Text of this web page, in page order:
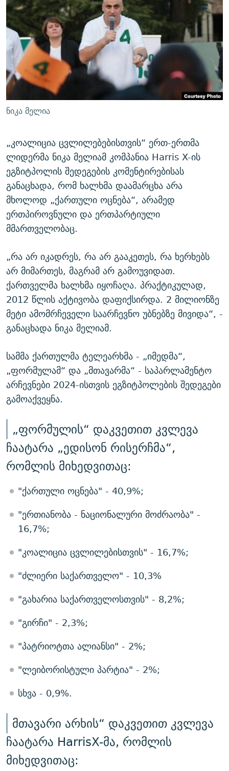
ᲛᲝᲚᲐᲞᲐᲠᲐᲙᲔ ᲢᲔᲥᲡᲢᲔᲑᲘ
ᲨᲘᲜ - ᲣᲪᲮᲝᲔᲗᲨᲘ
ᲚᲘᲢᲔᲠᲐᲢᲣᲠᲣᲚᲘ ᲬᲐᲮᲜᲐᲒᲔᲑᲘ
ᲐᲛᲔᲠᲘᲙᲣᲚᲘ ᲛᲝᲗᲮᲠᲝᲑᲐ
ᲘᲛᲞᲔᲠᲘᲐ ᲓᲐ ᲠᲐᲓᲘᲝ
ᲩᲔᲛᲘ ᲡᲘᲙᲕᲓᲘᲚᲘᲡ ᲛᲘᲖᲔᲖᲘᲐ COVID-19
11 ᲬᲔᲚᲘ - 11 ᲐᲛᲑᲐᲕᲘ
ᲡᲐᲞᲐᲠᲚᲐᲛᲔᲜᲢᲝ ᲐᲠᲩᲔᲕᲜᲔᲑᲘᲡ ᲘᲡᲢᲝᲠᲘᲐ
ᲑᲐᲕᲨᲕᲔᲑᲘ ᲞᲠᲝᲡᲢᲘᲢᲣᲪᲘᲐᲨᲘ - ᲐᲛᲝᲣᲗᲥᲛᲔᲚᲘ ᲐᲛᲑᲐᲕᲘ
5 ᲐᲛᲑᲐᲕᲘ - 20 ᲘᲕᲜᲘᲡᲡ ᲓᲐᲨᲐᲕᲔᲑᲣᲚᲔᲑᲘ
ᲐᲒᲕᲘᲡᲢᲝᲡ ᲝᲛᲘ
ПРИВЕТ ᲙᲣᲚᲢᲣᲠᲐ
ᲒᲐᲛᲝᲘᲬᲔᲠᲔ
რთე/რთ-ის ყველა საიტი
ნიკა მელია
„კოალიცია ცვლილებებისთვის“ ერთ-ერთმა
ლიდერმა ნიკა მელიამ კომპანია Harris X-ის
ეგზიტპოლის შედეგების კომენტირებისას
განაცხადა, რომ ხალხმა დაამარცხა არა
მხოლოდ „ქართული ოცნება“, არამედ
ერთპიროვნული და ერთპარტიული
მმართველობაც.
„რა არ იკადრეს, რა არ გააკეთეს, რა ხერხებს
არ მიმართეს, მაგრამ არ გამოუვიდათ.
ქართველმა ხალხმა იყოჩაღა. პრაქტიკულად,
2012 წლის აქტივობა დაფიქსირდა. 2 მილიონზე
მეტი ამომრჩეველი საარჩევნო უბნებზე მივიდა“, -
განაცხადა ნიკა მელიამ.
სამმა ქართულმა ტელეარხმა - „იმედმა“,
„ფორმულამ“ და „მთავარმა“ - საპარლამენტო
არჩევნები 2024-ისთვის ეგზიტპოლების შედეგები
გამოაქვეყნა.
„ფორმულის“ დაკვეთით კვლევა
ჩაატარა „ედისონ რისერჩმა“,
რომლის მიხედვითაც:
"ქართული ოცნება" - 40,9%;
"ერთიანობა - ნაციონალური მოძრაობა" -
16,7%;
"კოალიცია ცვლილებისთვის" - 16,7%;
"ძლიერი საქართველო" - 10,3%
"გახარია საქართველოსთვის" - 8,2%;
"გირჩი" - 2,3%;
"პატრიოტთა ალიანსი" - 2%;
"ლეიბორისტული პარტია" - 2%;
სხვა - 0,9%.
მთავარი არხის“ დაკვეთით კვლევა
ჩაატარა HarrisX-მა, რომლის
მიხედვითაც: